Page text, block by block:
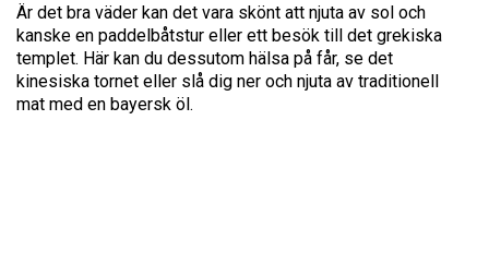
Är det bra väder kan det vara skönt att njuta av sol och
kanske en paddelbåtstur eller ett besök till det grekiska
templet. Här kan du dessutom hälsa på får, se det
kinesiska tornet eller slå dig ner och njuta av traditionell
mat med en bayersk öl.